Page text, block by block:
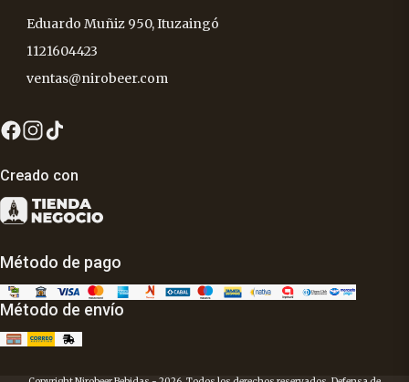
Eduardo Muñiz 950, Ituzaingó
1121604423
ventas@nirobeer.com
Creado con
Método de pago
Método de envío